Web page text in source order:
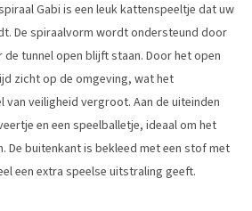
Gabi is een leuk kattenspeeltje dat uw
De spiraalvorm wordt ondersteund door
tunnel open blijft staan. Door het open
zicht op de omgeving, wat het
van veiligheid vergroot. Aan de uiteinden
en een speelballetje, ideaal om het
De buitenkant is bekleed met een stof met
een extra speelse uitstraling geeft.